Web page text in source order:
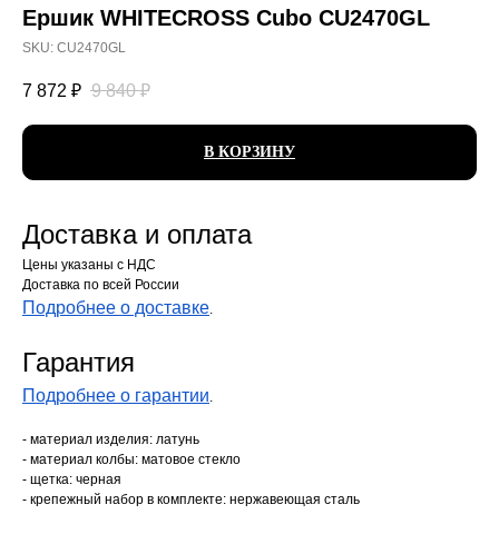
Ершик WHITECROSS Cubo CU2470GL
SKU: CU2470GL
7 872 ₽ 9 840 ₽
В КОРЗИНУ
Доставка и оплата
Цены указаны с НДС
Доставка по всей России
Подробнее о доставке.
Гарантия
Подробнее о гарантии.
- материал изделия: латунь
- материал колбы: матовое стекло
- щетка: черная
- крепежный набор в комплекте: нержавеющая сталь